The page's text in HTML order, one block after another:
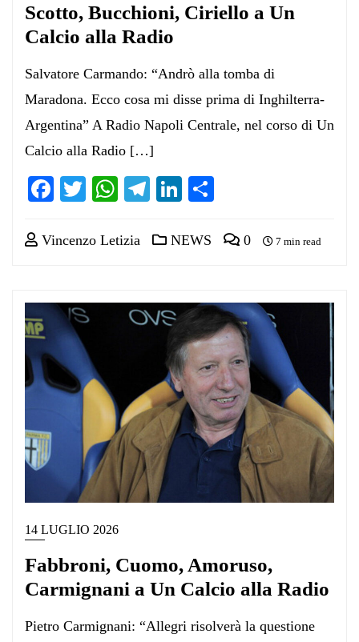
Scotto, Bucchioni, Ciriello a Un
Calcio alla Radio
Salvatore Carmando: “Andrò alla tomba di
Maradona. Ecco cosa mi disse prima di Inghilterra-
Argentina” A Radio Napoli Centrale, nel corso di Un
Calcio alla Radio […]
Facebook
TwitterWhatsApp
Telegram
LinkedIn
Vincenzo Letizia NEWS 0 7 min read
14 LUGLIO 2026
Fabbroni, Cuomo, Amoruso,
Carmignani a Un Calcio alla Radio
Pietro Carmignani: “Allegri risolverà la questione